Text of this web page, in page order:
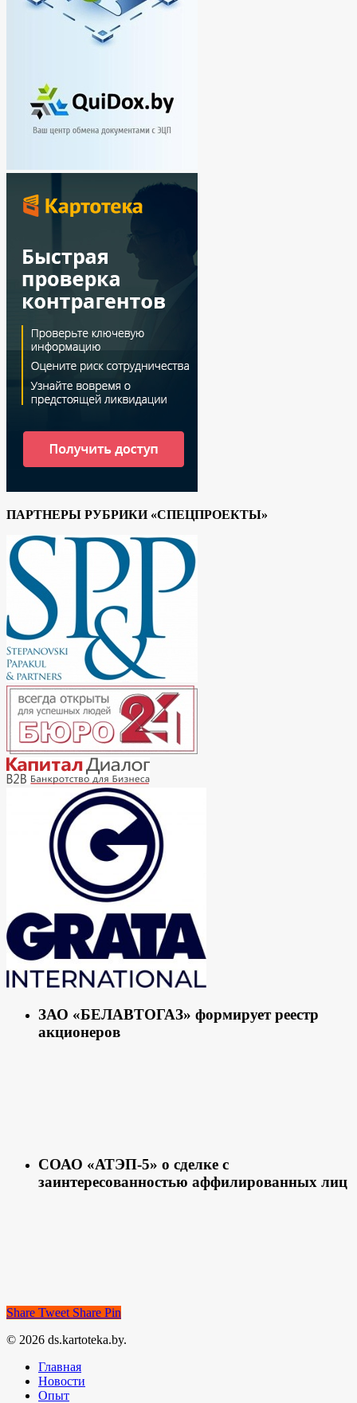
ПАРТНЕРЫ РУБРИКИ «СПЕЦПРОЕКТЫ»
ЗАО «БЕЛАВТОГАЗ» формирует реестр
акционеров
СОАО «АТЭП-5» о сделке с
заинтересованностью аффилированных лиц
Share Tweet Share Pin
© 2026 ds.kartoteka.by.
Главная
Новости
Опыт